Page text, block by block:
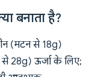
बनाता है?
(मटन से 18g)
से 28g) ऊर्जा के लिए;